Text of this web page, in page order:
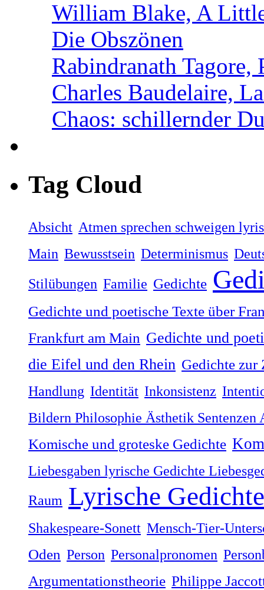
William Blake, A
Die Obszönen
Rabindranath Tagore,
Charles Baudelaire,
Chaos: schillernder
Tag Cloud
Absicht Atmen sprechen schweigen
Main Bewusstsein Determinismus
Stilübungen Familie Gedichte
Gedichte und poetische Texte über
Frankfurt am Main Gedichte und
die Eifel und den Rhein Gedichte zur
Handlung Identität Inkonsistenz
Bildern Philosophie Ästhetik Sentenzen
Komische und groteske Gedichte
Liebesgaben lyrische Gedichte
Raum Lyrische Gedichte
Shakespeare-Sonett Mensch-Tier-
Oden Person Personalpronomen
Argumentationstheorie Philippe